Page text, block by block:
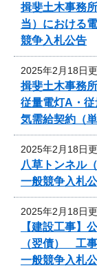
揖斐土木事務
当）における
競争入札公告
2025年2月18日
揖斐土木事務
従量電灯A・
気需給契約（
2025年2月18日
八草トンネル
一般競争入札
2025年2月18日
【建設工事】
（翌債） 工
一般競争入札